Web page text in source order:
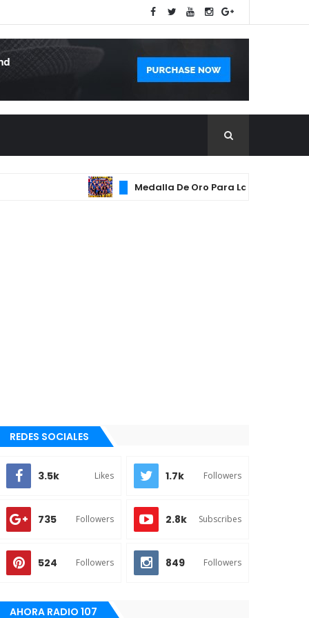
Medalla De Oro Para Las Reynas Del
REDES SOCIALES
3.5k Likes 1.7k Followers
735 Followers 2.8k Subscribes
524 Followers 849 Followers
AHORA RADIO 107